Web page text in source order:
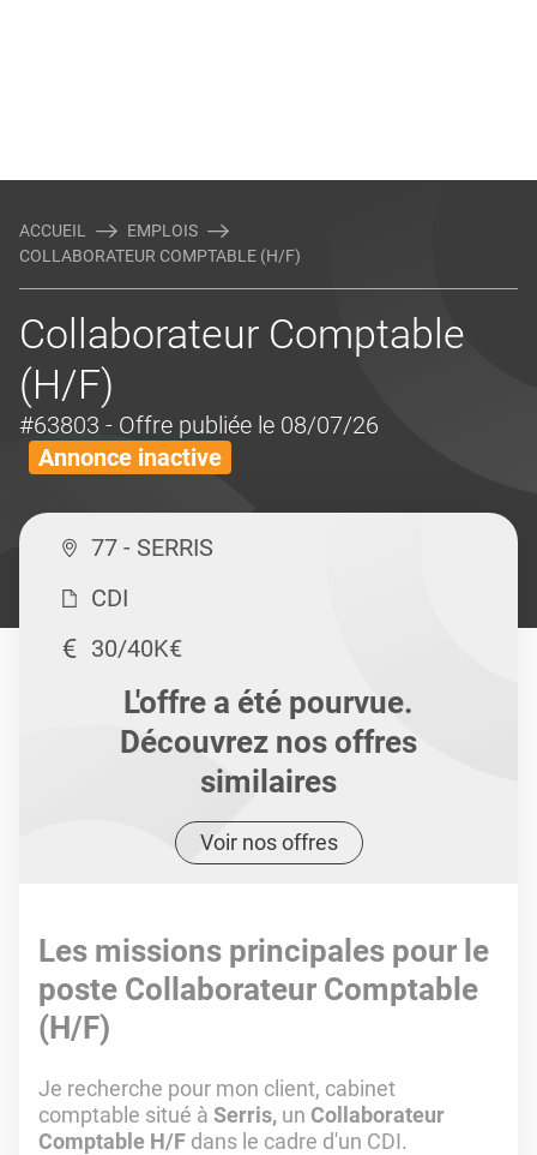
ACCUEIL
EMPLOIS
COLLABORATEUR COMPTABLE (H/F)
Collaborateur Comptable
(H/F)
#63803 - Offre publiée le 08/07/26
Annonce inactive
77 - SERRIS
CDI
30/40K€
L'offre a été pourvue.
Découvrez nos offres
similaires
Voir nos offres
Les missions principales pour le
poste Collaborateur Comptable
(H/F)
Je recherche pour mon client, cabinet
comptable situé à Serris, un Collaborateur
Comptable H/F dans le cadre d'un CDI.